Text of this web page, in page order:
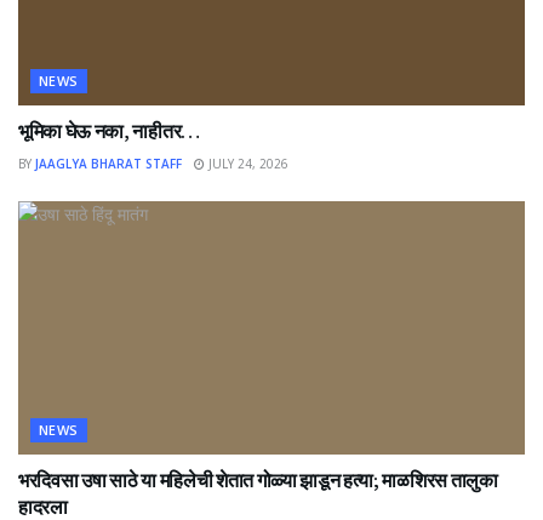
NEWS
भूमिका घेऊ नका, नाहीतर…
BY JAAGLYA BHARAT STAFF JULY 24, 2026
NEWS
भरदिवसा उषा साठे या महिलेची शेतात गोळ्या झाडून हत्या; माळशिरस तालुका
हादरला